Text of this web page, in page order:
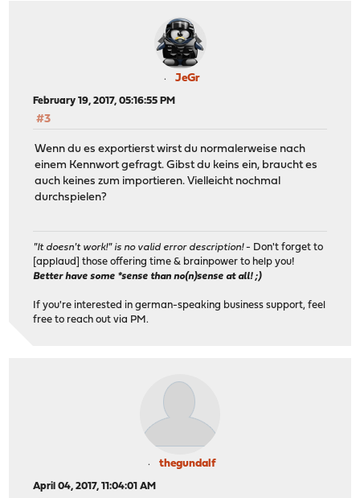
JeGr
February 19, 2017, 05:16:55 PM
#3
Wenn du es exportierst wirst du normalerweise nach
einem Kennwort gefragt. Gibst du keins ein, braucht es
auch keines zum importieren. Vielleicht nochmal
durchspielen?
"It doesn't work!" is no valid error description!- Don't forget to
[applaud] those offering time & brainpower to help you!
Better have some *sense than no(n)sense at all! ;)
If you're interested in german-speaking business support, feel
free to reach out via PM.
thegundalf
April 04, 2017, 11:04:01 AM